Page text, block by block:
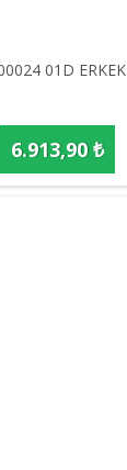
01D ERKEK
6.913,90 ₺